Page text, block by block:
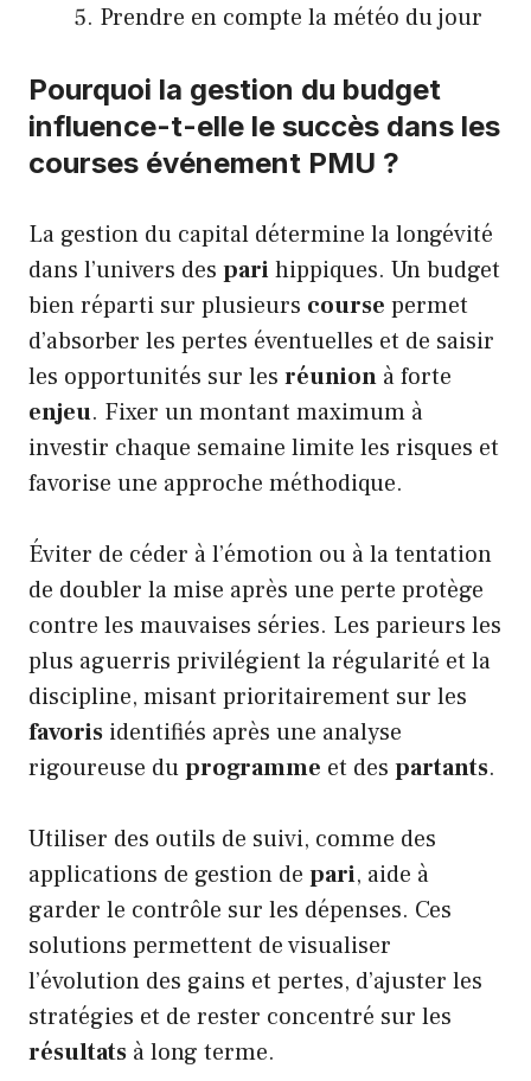
Prendre en compte la météo du jour
Pourquoi la gestion du budget
influence-t-elle le succès dans les
courses événement PMU ?
La gestion du capital détermine la longévité
dans l’univers des parihippiques. Un budget
bien réparti sur plusieurs course permet
d’absorber les pertes éventuelles et de saisir
les opportunités sur les réunion à forte
enjeu. Fixer un montant maximum à
investir chaque semaine limite les risques et
favorise une approche méthodique.
Éviter de céder à l’émotion ou à la tentation
de doubler la mise après une perte protège
contre les mauvaises séries. Les parieurs les
plus aguerris privilégient la régularité et la
discipline, misant prioritairement sur les
favoris identifiés après une analyse
rigoureuse duprogramme et des partants.
Utiliser des outils de suivi, comme des
applications de gestion de pari, aide à
garder le contrôle sur les dépenses. Ces
solutions permettent de visualiser
l’évolution des gains et pertes, d’ajuster les
stratégies et de rester concentré sur les
résultats à long terme.